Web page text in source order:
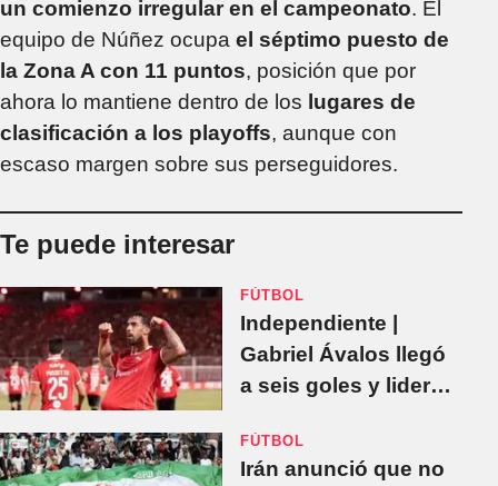
un comienzo irregular en el campeonato. El
equipo de Núñez ocupa el séptimo puesto de
la Zona A con 11 puntos, posición que por
ahora lo mantiene dentro de los lugares de
clasificación a los playoffs, aunque con
escaso margen sobre sus perseguidores.
Te puede interesar
FÚTBOL
Independiente |
Gabriel Ávalos llegó
a seis goles y lidera
FÚTBOL
Irán anunció que no